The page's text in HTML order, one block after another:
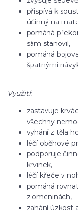
přispívá k
účinný na
pomáhá
sám stanovil,
pomáhá
špatnými
Využití:
zastavuje
všechny
vyhání z těla
léčí oběhové
podporuje
krvinek,
léčí křeče v
pomáhá
zlomeninách,
zahání úzkost